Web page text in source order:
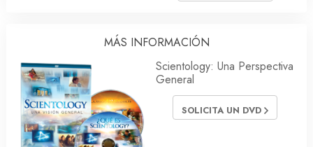
MÁS INFORMACIÓN
Scientology: Una Perspectiva
General
SOLICITA UN DVD